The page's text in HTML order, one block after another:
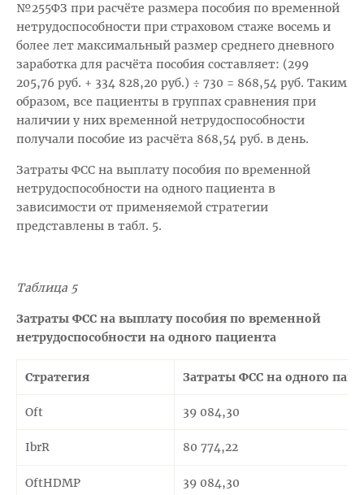
№255ФЗ при расчёте размера пособия по временной
нетрудоспособности при страховом стаже восемь и
более лет максимальный размер среднего дневного
заработка для расчёта пособия составляет: (299
205,76 руб. + 334 828,20 руб.) ÷ 730 = 868,54 руб. Таким
образом, все пациенты в группах сравнения при
наличии у них временной нетрудоспособности
получали пособие из расчёта 868,54 руб. в день.
Затраты ФСС на выплату пособия по временной
нетрудоспособности на одного пациента в
зависимости от применяемой стратегии
представлены в табл. 5.
Таблица 5
Затраты ФСС на выплату пособия по временной
нетрудоспособности на одного пациента
Стратегия Затраты ФСС на одного
Oft 39 084,30
IbrR 80 774,22
OftHDMP 39 084,30